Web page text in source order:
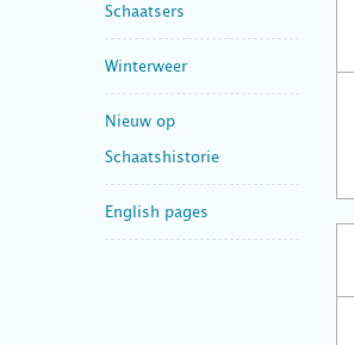
Schaatsers
Winterweer
Nieuw op
Schaatshistorie
English pages